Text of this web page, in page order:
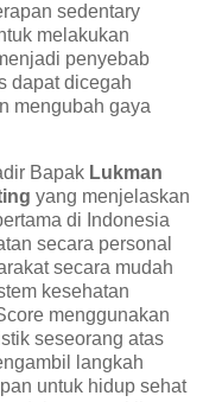
sedentary
melakukan
penyebab
dapat dicegah
mengubah gaya
Bapak Lukman
yang menjelaskan
di Indonesia
secara personal
secara mudah
kesehatan
menggunakan
seseorang atas
langkah
untuk hidup sehat